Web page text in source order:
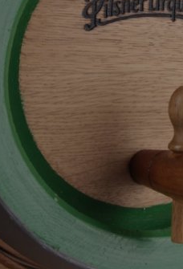
Šperky
Slnečné okuliare
Ostatné